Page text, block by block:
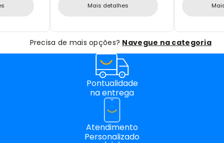
Mais detalhes
Precisa de mais opções? Navegue na categoria
Pontualidade
na entrega
Atendimento
Personalizado